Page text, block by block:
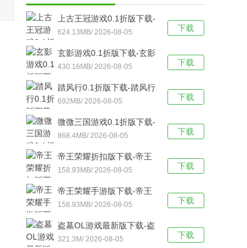
下载
上古王冠游戏0.1折版下载-
上古王冠(0.1折官方正版)
福利版 v1.0安卓版下载
624.13MB/ 2026-08-05
下载
玄影游戏0.1折版下载-玄影
（0.1折盗帅送真充）手游
v1.0.0安卓版下载
430.16MB/ 2026-08-05
下载
踏风行0.1折版下载-踏风行
折扣版 v3.0.1安卓版下载
692MB/ 2026-08-05
下载
微微三国游戏0.1折版下载-
微微三国福利版 v1.0安卓
版下载
868.4MB/ 2026-08-05
下载
帝王荣耀折扣版下载-帝王
荣耀满VIP福利版v9.0安卓
版下载
158.93MB/ 2026-08-05
下载
帝王荣耀手游版下载-帝王
荣耀鬼服资源独享版 v9.0
安卓版下载
158.93MB/ 2026-08-05
下载
盗墓OL游戏最新版下载-盗
墓OL官方版 V2.934安卓版
321.3M/ 2026-08-05